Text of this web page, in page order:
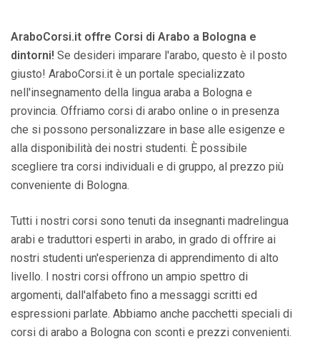
AraboCorsi.it offre Corsi di Arabo a Bologna e
dintorni! Se desideri imparare l'arabo, questo è il posto
giusto! AraboCorsi.it è un portale specializzato
nell'insegnamento della lingua araba a Bologna e
provincia. Offriamo corsi di arabo online o in presenza
che si possono personalizzare in base alle esigenze e
alla disponibilità dei nostri studenti. È possibile
scegliere tra corsi individuali e di gruppo, al prezzo più
conveniente di Bologna.
Tutti i nostri corsi sono tenuti da insegnanti madrelingua
arabi e traduttori esperti in arabo, in grado di offrire ai
nostri studenti un'esperienza di apprendimento di alto
livello. I nostri corsi offrono un ampio spettro di
argomenti, dall'alfabeto fino a messaggi scritti ed
espressioni parlate. Abbiamo anche pacchetti speciali di
corsi di arabo a Bologna con sconti e prezzi convenienti.